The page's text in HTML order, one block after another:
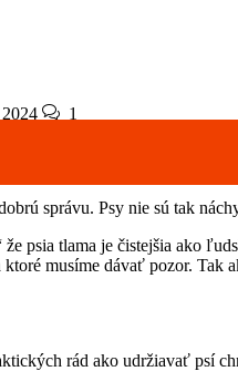
1
správu. Psy nie sú tak
že psia tlama je čistejšia ako
ktoré musíme dávať pozor.
rád ako udržiavať psí